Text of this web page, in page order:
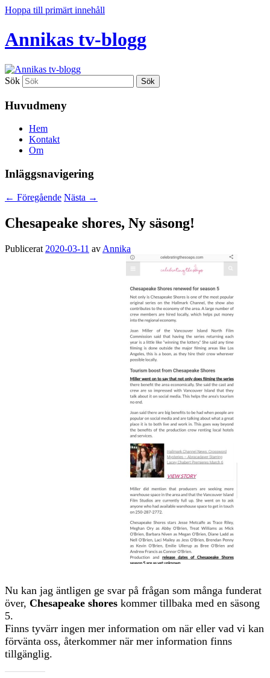
Hoppa till primärt innehåll
Annikas tv-blogg
Sök
Huvudmeny
Hem
Kontakt
Om
Inläggsnavigering
← Föregående Nästa →
Chesapeake shores, Ny säsong!
Publicerat 2020-03-11 av Annika
Nu kan jag äntligen ge svar på frågan som många funderat
över, Chesapeake shores kommer tillbaka med en säsong
5.
Finns tyvärr ingen mer information om när eller vad vi kan
förvänta oss, återkommer när mer information finns
tillgänglig.